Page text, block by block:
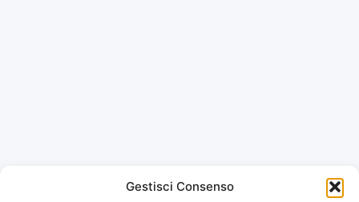
Gestisci Consenso